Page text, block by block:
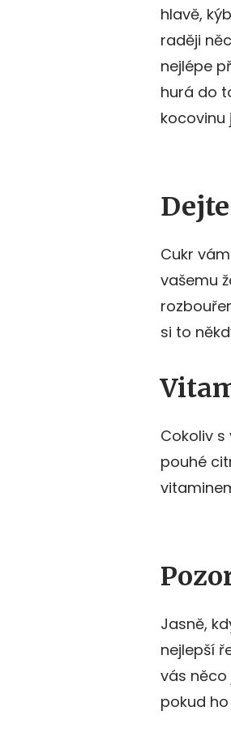
hlavě,
raději
nejlépe
hurá do
kocovinu
Cukr
vašemu
si to
Cokoliv
pouhé
Jasně,
nejlepší
vás něco
pokud